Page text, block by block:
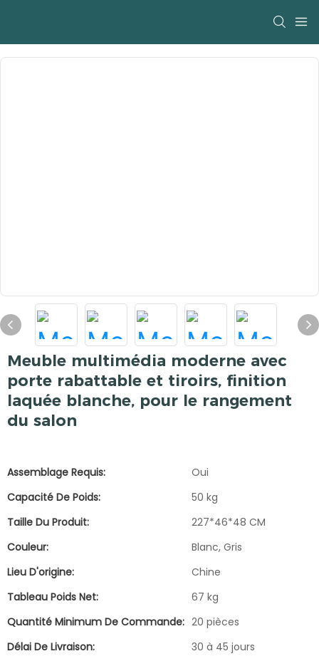
Meuble multimédia moderne avec
porte rabattable et tiroirs, finition
laquée blanche, pour le rangement
du salon
Assemblage Requis:
Oui
Capacité De Poids:
50 kg
Taille Du Produit:
227*46*48 CM
Couleur:
Blanc, Gris
Lieu D'origine:
Chine
Tableau Poids Net:
67 kg
Quantité Minimum De Commande: 20 pièces
Délai De Livraison:
30 à 45 jours